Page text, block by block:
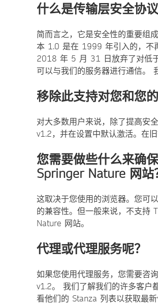
什么是传输层安全协议
简而言之，它是安全性的重要组
本 1.0 是在 1999 年引入的，不
2018 年 5 月 31 日放弃了对低
可以与我们的服务器进行通信。
移除此支持对您和您
对大多数用户来说，除了提高安
v1.2，并在设置中默认激活。在
您需要做些什么来确
Springer Nature 网
这取决于您使用的浏览器。您可
的兼容性。但一般来说，不支持
Nature 网站。
代理或代理服务呢？
如果您使用代理服务，您需要咨
v1.2。 我们了解我们的许多客户
看他们的 Stanza 列表以获取最新